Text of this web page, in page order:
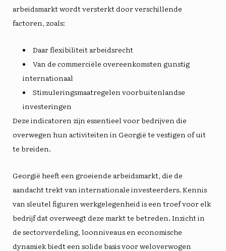
arbeidsmarkt wordt versterkt door verschillende
factoren, zoals:
Daarflexibiliteit arbeidsrecht
Van de commerciële overeenkomsten gunstig
internationaal
Stimuleringsmaatregelen voorbuitenlandse
investeringen
Deze indicatoren zijn essentieel voor bedrijven die
overwegen hun activiteiten in Georgië te vestigen of uit
te breiden.
Georgië heeft een groeiende arbeidsmarkt, die de
aandacht trekt van internationale investeerders. Kennis
van sleutel figuren werkgelegenheid is een troef voor elk
bedrijf dat overweegt deze markt te betreden. Inzicht in
de sectorverdeling, loonniveaus en economische
dynamiek biedt een solide basis voor weloverwogen